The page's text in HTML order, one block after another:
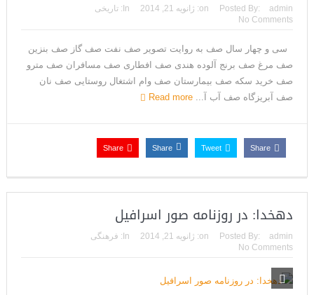
Posted By: admin
on: ژانویه 21, 2014 In:
تاریخی
No Comments
سی و چهار سال صف به روایت تصویر صف نفت صف گاز صف بنزین
صف مرغ صف برنج آلوده هندی صف افطاری صف مسافران صف مترو
صف خرید سکه صف بیمارستان صف وام اشتغال روستایی صف نان
صف آبریزگاه صف آب آ... Read more
Share
Tweet
Share
Share
دهخدا: در روزنامه صور اسرافیل
Posted By: admin
on: ژانویه 21, 2014 In:
فرهنگی
No Comments